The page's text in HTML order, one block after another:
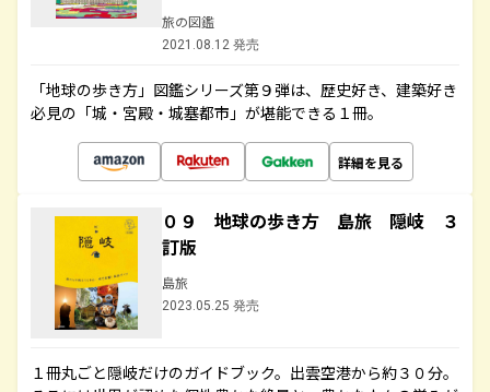
旅の図鑑
2021.08.12 発売
「地球の歩き方」図鑑シリーズ第９弾は、歴史好き、建築好き
必見の「城・宮殿・城塞都市」が堪能できる１冊。
詳細を見る
０９ 地球の歩き方 島旅 隠岐 ３
訂版
島旅
2023.05.25 発売
１冊丸ごと隠岐だけのガイドブック。出雲空港から約３０分。